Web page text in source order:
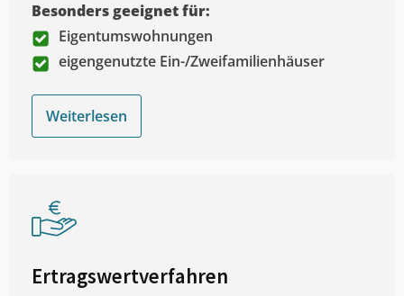
Besonders geeignet für:
Eigentumswohnungen
eigengenutzte Ein-/Zweifamilienhäuser
Weiterlesen
Ertragswertverfahren